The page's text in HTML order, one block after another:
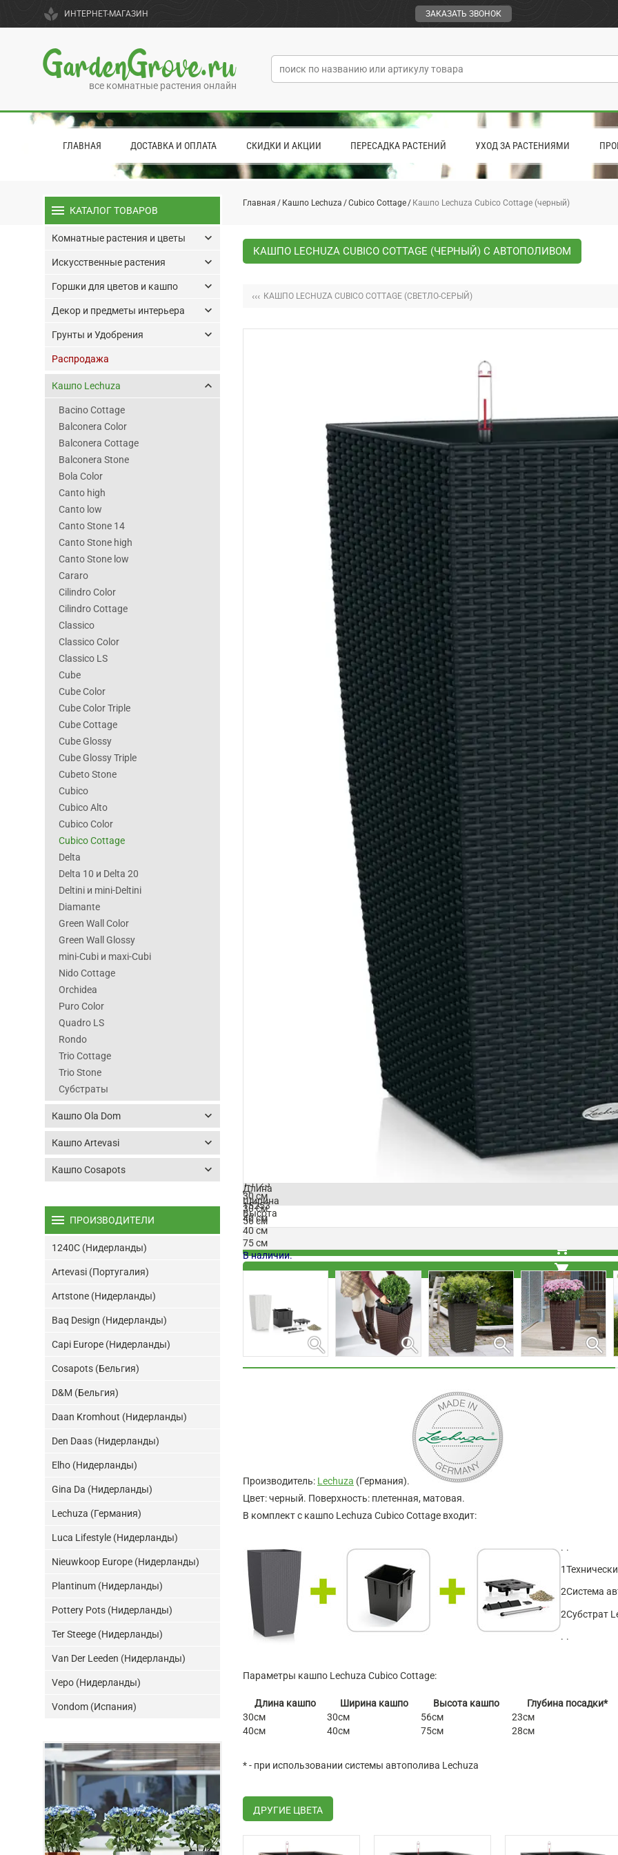
spa ИНТЕРНЕТ-МАГАЗИН ЗАКАЗАТЬ ЗВОНОК
GardenGrove.ru
все комнатные растения онлайн
ГЛАВНАЯ ДОСТАВКА И ОПЛАТА СКИДКИ И АКЦИИ ПЕРЕСАДКА РАСТЕНИЙ УХОД ЗА РАСТЕНИЯМИ
Главная Кашпо Lechuza Cubico Cottage Кашпо Lechuza Cubico Cottage (черный)
КАШПО LECHUZA CUBICO COTTAGE (ЧЕРНЫЙ) С АВТОПОЛИВОМ
‹‹‹ КАШПО LECHUZA CUBICO COTTAGE (СВЕТЛО-СЕРЫЙ)
Длина
Ширина
Высота
15123
30 см
30 см
56 см
В наличии.
shopping_cart
15253
40 см
40 см
75 см
В наличии.
shopping_cart
search search search search
Производитель: Lechuza (Германия).
Цвет: черный. Поверхность: плетенная, матовая.
В комплект с кашпо Lechuza Cubico Cottage входит:
. .
1
2Система
2Субстрат
. .
Параметры кашпо Lechuza Cubico Cottage:
Длина кашпо Ширина кашпо Высота кашпо Глубина посадки*
30см
30см 56см 23см
40см
40см 75см 28см
* - при использовании системы автополива Lechuza
ДРУГИЕ ЦВЕТА
menu КАТАЛОГ ТОВАРОВ
Комнатные растения и цветы keyboard_arrow_down
Искусственные растения keyboard_arrow_down
Горшки для цветов и кашпо keyboard_arrow_down
Декор и предметы интерьера keyboard_arrow_down
Грунты и Удобрения keyboard_arrow_down
Распродажа
Кашпо Lechuza keyboard_arrow_up
Bacino Cottage
Balconera Color
Balconera Cottage
Balconera Stone
Bola Color
Canto high
Canto low
Canto Stone 14
Canto Stone high
Canto Stone low
Cararo
Cilindro Color
Cilindro Cottage
Classico
Classico Color
Classico LS
Cube
Cube Color
Cube Color Triple
Cube Cottage
Cube Glossy
Cube Glossy Triple
Cubeto Stone
Cubico
Cubico Alto
Cubico Color
Cubico Cottage
Delta
Delta 10 и Delta 20
Deltini и mini-Deltini
Diamante
Green Wall Color
Green Wall Glossy
mini-Cubi и maxi-Cubi
Nido Cottage
Orchidea
Puro Color
Quadro LS
Rondo
Trio Cottage
Trio Stone
Субстраты
Кашпо Ola Dom keyboard_arrow_down
Кашпо Artevasi keyboard_arrow_down
Кашпо Cosapots keyboard_arrow_down
menu ПРОИЗВОДИТЕЛИ
1240C (Нидерланды)
Artevasi (Португалия)
Artstone (Нидерланды)
Baq Design (Нидерланды)
Capi Europe (Нидерланды)
Cosapots (Бельгия)
D&M (Бельгия)
Daan Kromhout (Нидерланды)
Den Daas (Нидерланды)
Elho (Нидерланды)
Gina Da (Нидерланды)
Lechuza (Германия)
Luca Lifestyle (Нидерланды)
Nieuwkoop Europe (Нидерланды)
Plantinum (Нидерланды)
Pottery Pots (Нидерланды)
Ter Steege (Нидерланды)
Van Der Leeden (Нидерланды)
Vepo (Нидерланды)
Vondom (Испания)